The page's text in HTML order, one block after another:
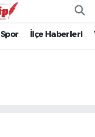
Spor İlçe Haberleri